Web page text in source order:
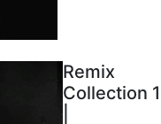
Remix
Collection 1